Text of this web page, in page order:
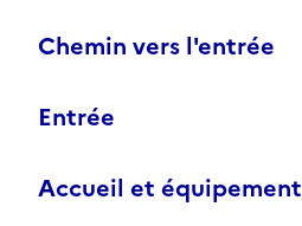
Chemin vers l'entrée
Entrée
Accueil et équipement